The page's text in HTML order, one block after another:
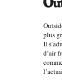
plus
Il
d’air